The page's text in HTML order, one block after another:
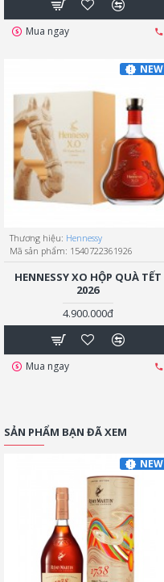
Mua ngay
NEW
Thương hiệu: Hennessy
Mã sản phẩm: 1540722361926
HENNESSY XO HỘP QUÀ TẾT
2026
4.900.000đ
Mua ngay
SẢN PHẨM BẠN ĐÃ XEM
NEW